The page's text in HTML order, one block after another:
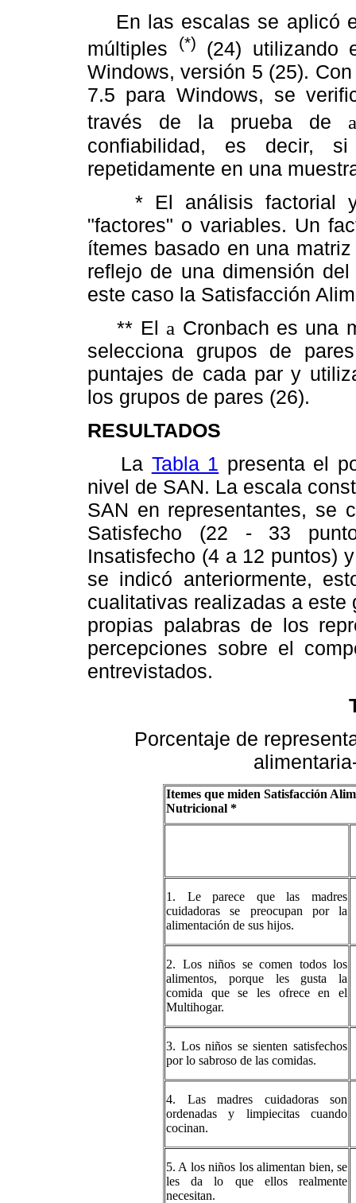
En las escalas se aplicó
múltiples
(*)
(24) utilizando
Windows, versión 5 (25).
7.5 para Windows, se
través de la prueba de a
confiabilidad, es decir,
repetidamente en una
* El análisis factorial y
"factores" o variables. Un
ítemes basado en una
reflejo de una dimensión
este caso la Satisfacción
** El a Cronbach es una
selecciona grupos de
puntajes de cada par y
los grupos de pares (26).
RESULTADOS
La Tabla 1 presenta el
nivel de SAN. La escala
SAN en representantes, se
Satisfecho (22 - 33
Insatisfecho (4 a 12 puntos)
se indicó anteriormente,
cualitativas realizadas a
propias palabras de los
percepciones sobre el
entrevistados.
Porcentaje de
Itemes que miden Satisfacción
Nutricional *
1. Le parece que las madres
cuidadoras se preocupan por la
alimentación de sus hijos.
2. Los niños se comen todos los
alimentos, porque les gusta la
comida que se les ofrece en el
Multihogar.
3. Los niños se sienten satisfechos
por lo sabroso de las comidas.
4. Las madres cuidadoras son
ordenadas y limpiecitas cuando
cocinan.
5. A los niños los alimentan bien, se
les da lo que ellos realmente
necesitan.